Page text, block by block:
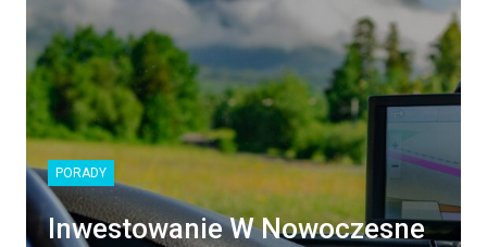
PORADY
Inwestowanie W Nowoczesne